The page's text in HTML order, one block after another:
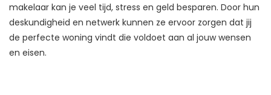
makelaar kan je veel tijd, stress en geld besparen. Door hun
deskundigheid en netwerk kunnen ze ervoor zorgen dat jij
de perfecte woning vindt die voldoet aan al jouw wensen
en eisen.